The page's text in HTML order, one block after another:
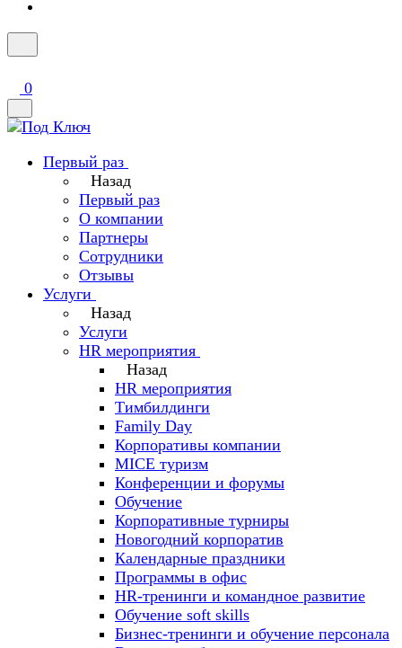
0
Первый раз
Назад
Первый раз
О компании
Партнеры
Сотрудники
Отзывы
Услуги
Назад
Услуги
HR мероприятия
Назад
HR мероприятия
Тимбилдинги
Family Day
Корпоративы компании
MICE туризм
Конференции и форумы
Обучение
Корпоративные турниры
Новогодний корпоратив
Календарные праздники
Программы в офис
HR-тренинги и командное развитие
Oбучение soft skills
Бизнес-тренинги и обучение персонала